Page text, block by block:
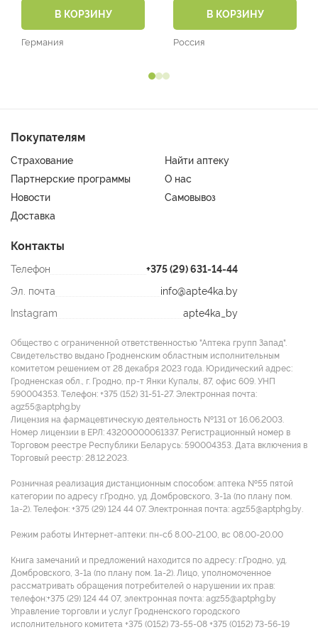
В КОРЗИНУ
Германия
В КОРЗИНУ
Россия
Покупателям
Страхование
Найти аптеку
Партнерские программы
О нас
Новости
Самовывоз
Доставка
Контакты
Телефон
+375 (29) 631-14-44
Эл. почта
info@apte4ka.by
Instagram
apte4ka_by
Общество с ограниченной ответственностью "Аптека групп Запад".
Свидетельство выдано Гродненским областным исполнительным
комитетом решением от 28 декабря 2023 года. Юридический адрес:
Гродненская обл., г. Гродно, пр-т Янки Купалы, 87, офис 609. УНП
590004353. Tелефон: +375 (152) 31-51-27. Электронная почта:
agz55@aptphg.by
Лицензия на фармацевтическую деятельность №131 от 16.06.2003.
Номер лицензии в ЕРЛ: 43200000061337. Регистрационный номер в
Торговом реестре Республики Беларусь: 590004353. Дата включения в
Торговый реестр: 28.12.2023.
Розничная реализация дистанционным способом: аптека №55 пятой
категории по адресу г.Гродно, уд. Домбровского, 3-1а (по плану пом.
1а-2). Телефон: +375 (29) 124 44 07. Электронная почта: agz55@aptphg.by.
Режим работы Интернет-аптеки: пн-сб 8.00-21.00, вс 08.00-20.00
Книга замечаний и предложений находится по адресу: г.Гродно, уд.
Домбровского, 3-1а (по плану пом. 1а-2). Лицо, уполномоченное
рассматривать обращения потребителей о нарушении их прав:
телефон:+375 (29) 124 44 07, электронная почта: agz55@aptphg.by
Управление торговли и услуг Гродненского городского
исполнительного комитета +375 (0152) 73-55-08 +375 (0152) 73-56-19